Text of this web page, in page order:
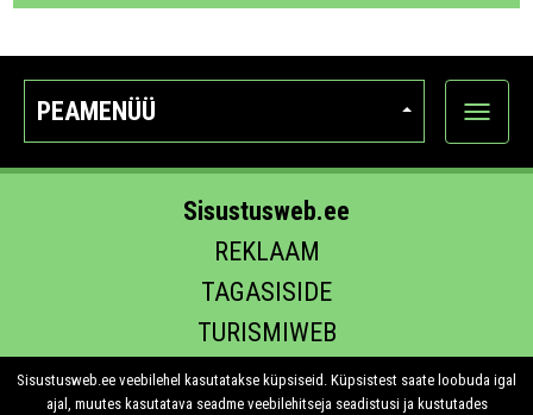
PEAMENÜÜ
Ava
Sisustusweb.ee
REKLAAM
TAGASISIDE
TURISMIWEB
EHITUS.EE
Sisustusweb.ee veebilehel kasutatakse küpsiseid. Küpsistest saate loobuda igal
ajal, muutes kasutatava seadme veebilehitseja seadistusi ja kustutades